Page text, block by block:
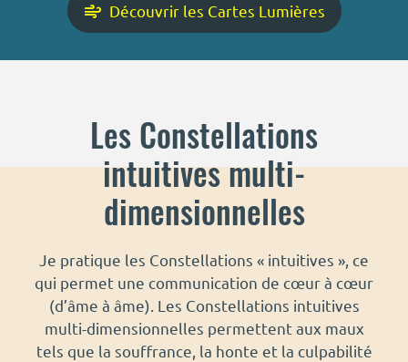
Découvrir les Cartes Lumières
Les Constellations
intuitives multi-
dimensionnelles
Je pratique les Constellations « intuitives », ce
qui permet une communication de cœur à cœur
(d’âme à âme). Les Constellations intuitives
multi-dimensionnelles permettent aux maux
tels que la souffrance, la honte et la culpabilité